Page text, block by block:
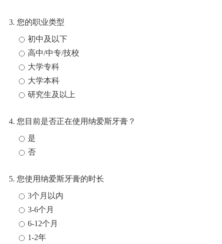
3. 您的职业类型
初中及以下
高中/中专/技校
大学专科
大学本科
研究生及以上
4. 您目前是否正在使用纳爱斯牙膏？
是
否
5. 您使用纳爱斯牙膏的时长
3个月以内
3-6个月
6-12个月
1-2年